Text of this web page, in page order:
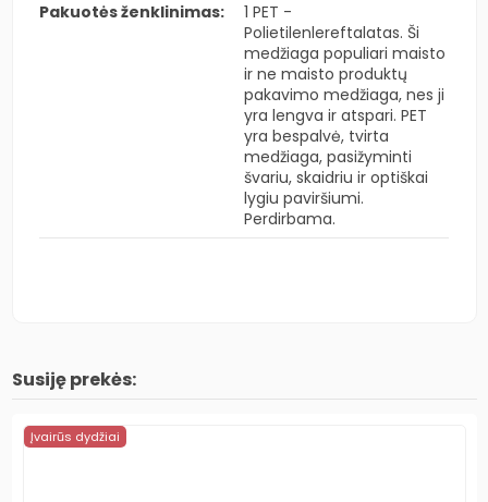
Pakuotės ženklinimas:
1 PET -
Polietilenlereftalatas. Ši
medžiaga populiari maisto
ir ne maisto produktų
pakavimo medžiaga, nes ji
yra lengva ir atspari. PET
yra bespalvė, tvirta
medžiaga, pasižyminti
švariu, skaidriu ir optiškai
lygiu paviršiumi.
Perdirbama.
Susiję prekės:
Įvairūs dydžiai